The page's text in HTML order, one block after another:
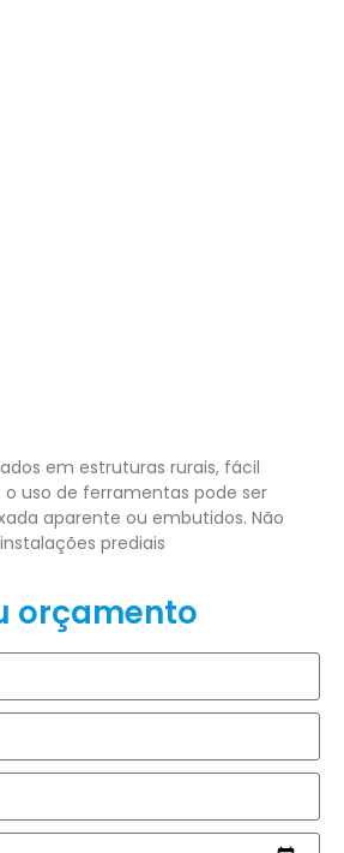
em estruturas rurais, fácil
o uso de ferramentas pode ser
aparente ou embutidos. Não
prediais
orçamento